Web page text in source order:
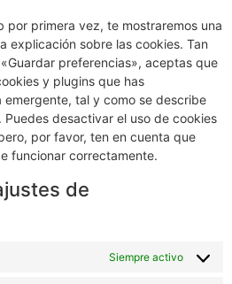
por primera vez, te mostraremos una
explicación sobre las cookies. Tan
preferencias», aceptas que
y plugins que has
emergente, tal y como se describe
desactivar el uso de cookies
por favor, ten en cuenta que
funcionar correctamente.
de
Siempre activo